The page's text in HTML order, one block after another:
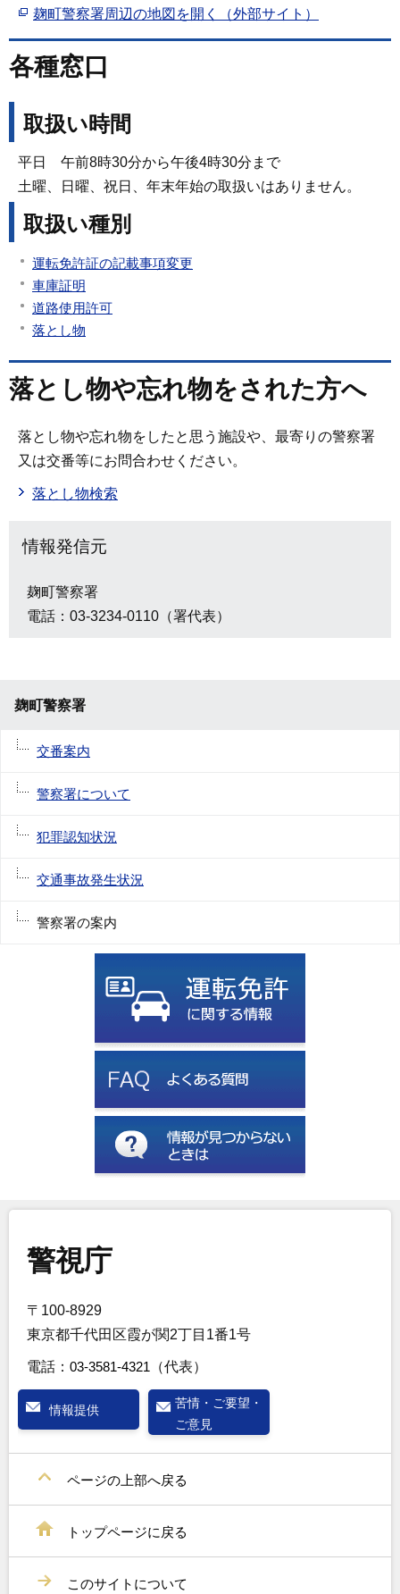
麹町警察署周辺の地図を開く（外部サイト）
各種窓口
取扱い時間
平日 午前8時30分から午後4時30分まで
土曜、日曜、祝日、年末年始の取扱いはありません。
取扱い種別
運転免許証の記載事項変更
車庫証明
道路使用許可
落とし物
落とし物や忘れ物をされた方へ
落とし物や忘れ物をしたと思う施設や、最寄りの警察署
又は交番等にお問合わせください。
落とし物検索
情報発信元
麹町警察署
電話：03-3234-0110（署代表）
麹町警察署
交番案内
警察署について
犯罪認知状況
交通事故発生状況
警察署の案内
警視庁
〒100-8929
東京都千代田区霞が関2丁目1番1号
電話： 03-3581-4321 （代表）
情報提供
苦情・ご要望・
ご意見
ページの上部へ戻る
トップページに戻る
このサイトについて